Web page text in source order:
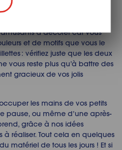
à décorer car vous
et de motifs que vous le
: vérifiez juste que les deux
vous reste plus qu’à battre des
gracieux de vos jolis
les mains de vos petits
pause, ou même d’une après-
grâce à nos idées
à réaliser. Tout cela en quelques
matériel de tous les jours ! Et si